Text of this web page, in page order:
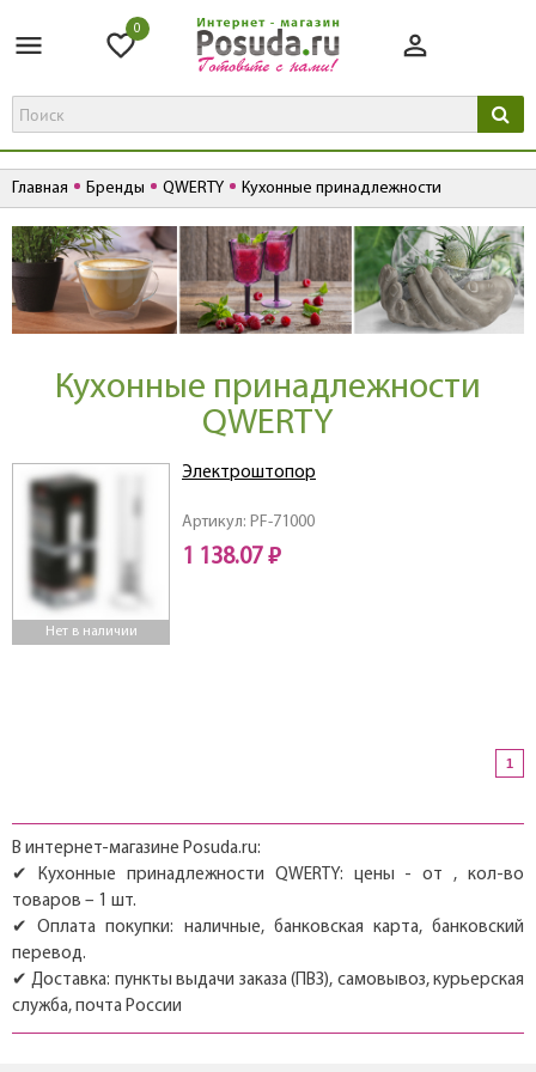
0
Главная Бренды QWERTY Кухонные принадлежности
Кухонные принадлежности
QWERTY
Нет в наличии
Артикул: PF-71000
Электроштопор
1 138.07 ₽
1
В интернет-магазине Posuda.ru:
✔ Кухонные принадлежности QWERTY: цены - от , кол-во
товаров – 1 шт.
✔ Оплата покупки: наличные, банковская карта, банковский
перевод.
✔ Доставка: пункты выдачи заказа (ПВЗ), самовывоз, курьерская
служба, почта России